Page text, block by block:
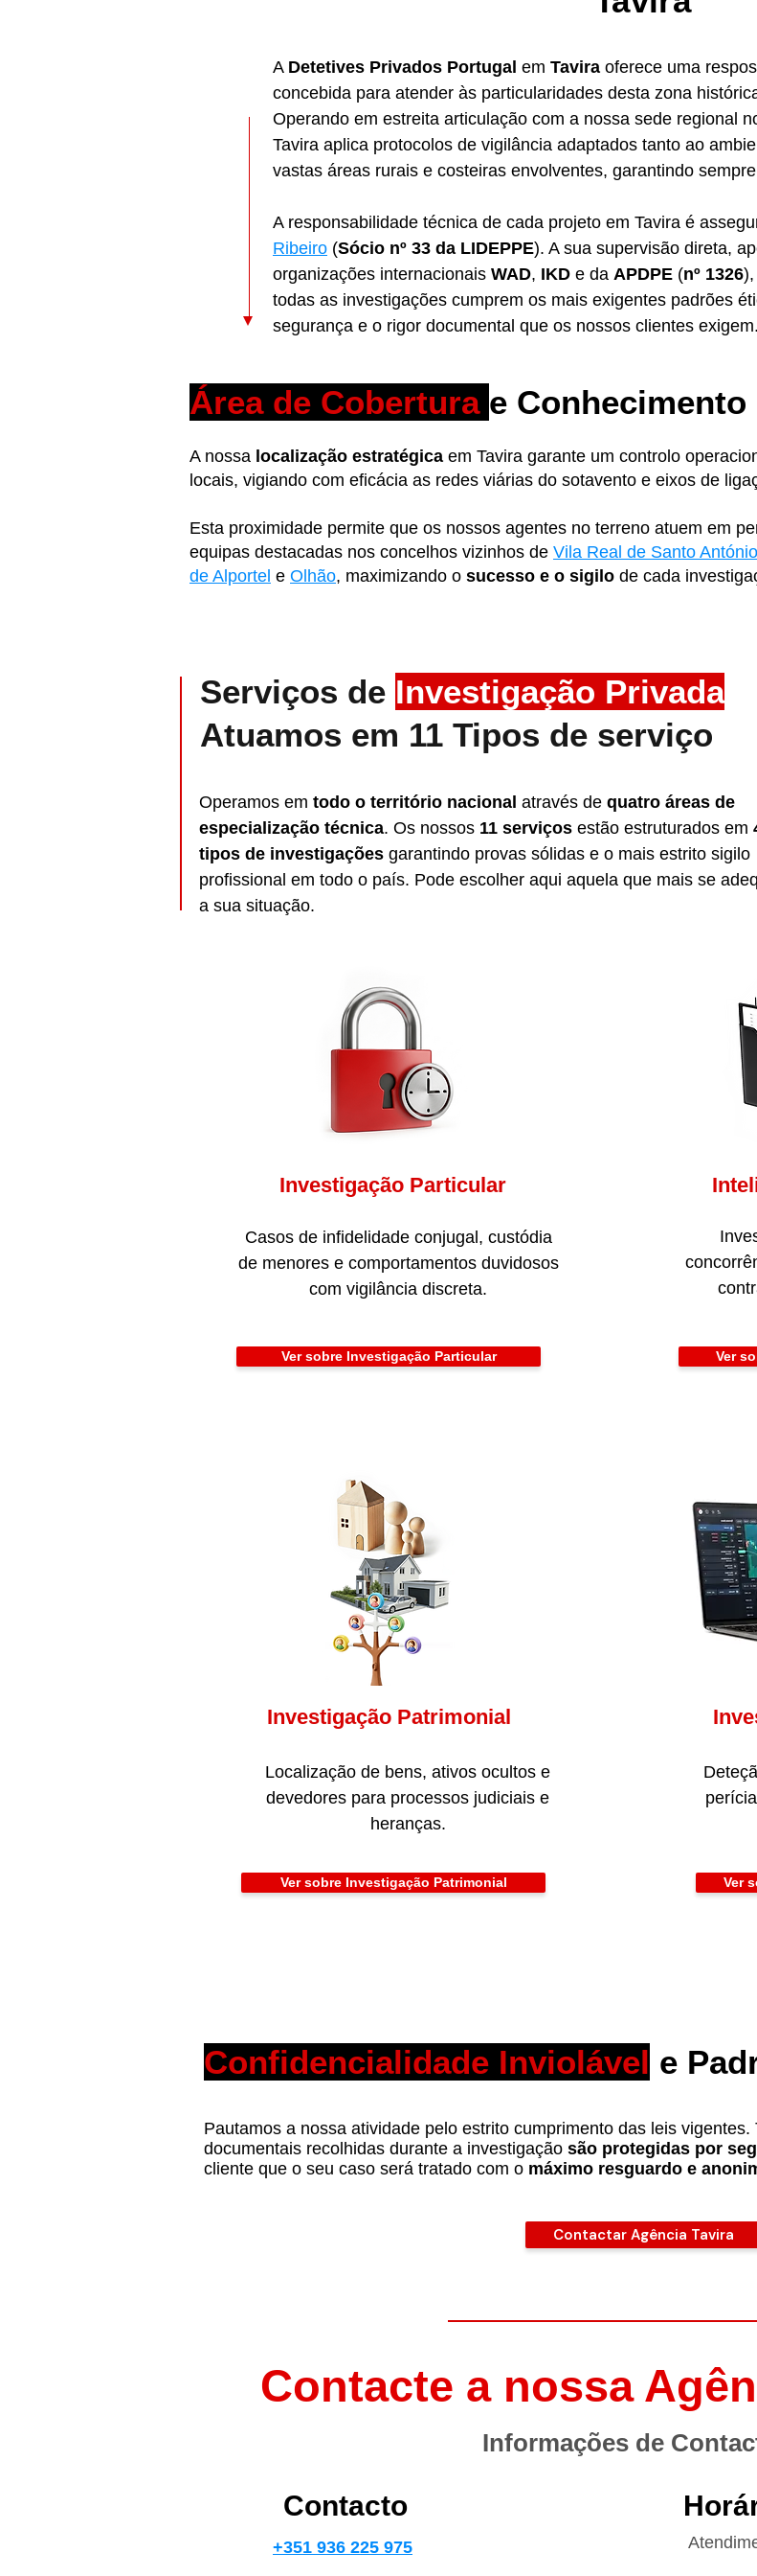
A Detetives Privados Portugal em Tavira oferece uma
concebida para atender às particularidades desta zona
Operando em estreita articulação com a nossa sede regional
Tavira aplica protocolos de vigilância adaptados tanto ao
vastas áreas rurais e costeiras envolventes, garantindo
A responsabilidade técnica de cada projeto em Tavira é
Ribeiro (Sócio nº 33 da LIDEPPE). A sua supervisão direta,
organizações internacionais WAD, IKD e da APDPE (nº 1326
todas as investigações cumprem os mais exigentes padrões
segurança e o rigor documental que os nossos clientes exigem.
Área de Cobertura e
A nossa localização estratégica em Tavira garante um controlo
locais, vigiando com eficácia as redes viárias do sotavento e eixos de
Esta proximidade permite que os nossos agentes no terreno atuem em
equipas destacadas nos concelhos vizinhos de Vila Real de Santo António
de Alportel e Olhão, maximizando o sucesso e o sigilo de cada
Serviços de Investigação Privada
Atuamos em 11 Tipos de serviço
Operamos em todo o território nacional através de quatro áreas de
especialização técnica. Os nossos 11 serviços estão estruturados em
tipos de investigações garantindo provas sólidas e o mais estrito sigilo
profissional em todo o país. Pode escolher aqui aquela que mais se
a sua situação.
Investigação Particular
Casos de infidelidade conjugal, custódia
de menores e comportamentos duvidosos
com vigilância discreta.
Ver sobre Investigação Particular Ver
Investigação Patrimonial
Localização de bens, ativos ocultos e
devedores para processos judiciais e
heranças.
Ver sobre Investigação Patrimonial Ver
Confidencialidade Inviolável e
Pautamos a nossa atividade pelo estrito cumprimento das leis
documentais recolhidas durante a investigação são protegidas por
cliente que o seu caso será tratado com o máximo resguardo e
Contactar Agência Tavira
Contacte a nossa
Informações de
Contacto
+351 936 225 975